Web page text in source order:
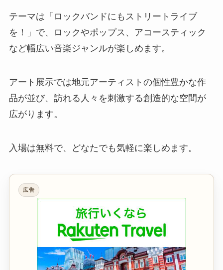
テーマは「ロックバンドにもストリートライブ
を！」で、ロックやポップス、アコースティック
など幅広い音楽ジャンルが楽しめます。
アート展示では地元アーティストの個性豊かな作
品が並び、訪れる人々を刺激する創造的な空間が
広がります。
入場は無料で、どなたでも気軽に楽しめます。
広告